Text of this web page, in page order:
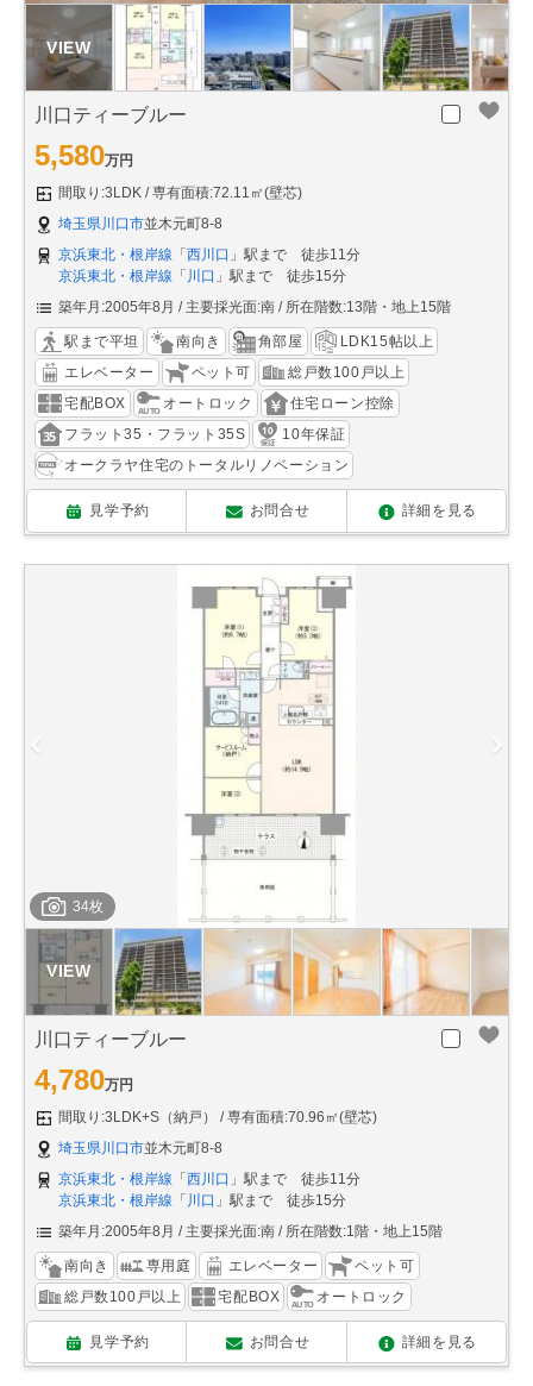
川口ティーブルー
5,580万円
間取り:3LDK
専有面積:72.11㎡(壁芯)
埼玉県川口市並木元町8-8
京浜東北・根岸線 「 西川口 」駅まで 徒歩11分
京浜東北・根岸線 「 川口 」駅まで 徒歩15分
築年月:2005年8月
主要採光面:南 所在階数:13階・地上15階
駅まで平坦 南向き 角部屋
LDK15帖以上
エレベーター
ペット可
総戸数100戸以上
宅配BOX
オートロック
住宅ローン控除
フラット35・フラット35S
10年保証
オークラヤ住宅のトータルリノベーション
見学予約 お問合せ 詳細を見る
34枚
川口ティーブルー
4,780万円
間取り:3LDK+S（納戸）
専有面積:70.96㎡(壁芯)
埼玉県川口市並木元町8-8
京浜東北・根岸線 「西川口 」駅まで 徒歩11分
京浜東北・根岸線 「 川口 」駅まで 徒歩15分
築年月:2005年8月
主要採光面:南 所在階数:1階・地上15階
南向き 専用庭 エレベーター
ペット可
総戸数100戸以上
宅配BOX オートロック
見学予約 お問合せ 詳細を見る